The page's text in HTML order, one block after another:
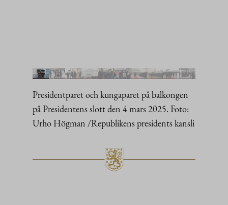
Presidentparet och kungaparet på balkongen
på Presidentens slott den 4 mars 2025. Foto:
Urho Högman /Republikens presidents kansli